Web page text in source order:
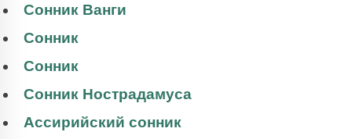
Сонник Ванги
Сонник
Сонник
Сонник Нострадамуса
Ассирийский сонник